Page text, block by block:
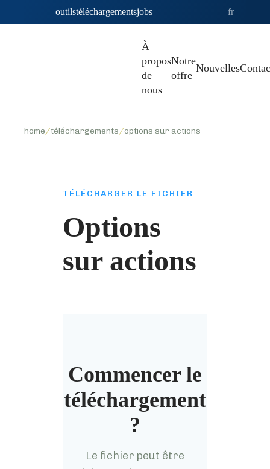
outilstéléchargementsjobs fr
À
propos
de
nous
Notre
offre
Nouvelles
home/téléchargements/options sur actions
TÉLÉCHARGER LE FICHIER
Options
sur actions
Commencer le
téléchargement
?
Le fichier peut être